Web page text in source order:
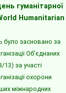
гуманітарної
Humanitarian
було засновано за
Об’єднаних
13) за участі
охорони
міжнародних